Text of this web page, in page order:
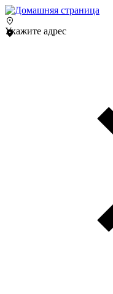
Укажите адрес